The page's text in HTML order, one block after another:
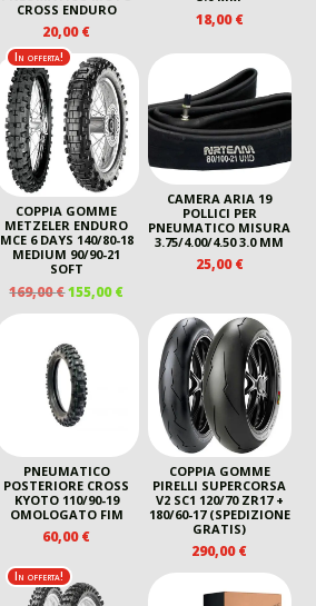
CROSS ENDURO
20,00€
18,00€
In offerta!
COPPIA GOMME
METZELER ENDURO
MCE 6 DAYS 140/80-18
MEDIUM 90/90-21
SOFT
169,00€IL
PREZZO
ORIGINALE
ERA:
169,00 €.
155,00€IL
PREZZO
ATTUALE
155,00 €.
CAMERA ARIA 19
POLLICI PER
PNEUMATICO MISURA
3.75/4.00/4.50 3.0 MM
25,00€
PNEUMATICO
POSTERIORE CROSS
KYOTO 110/90-19
OMOLOGATO FIM
60,00€
COPPIA GOMME
PIRELLI SUPERCORSA
V2 SC1 120/70 ZR17 +
180/60-17 (SPEDIZIONE
GRATIS)
290,00€
In offerta!